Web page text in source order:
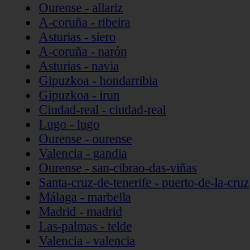
Ourense - allariz
A-coruña - ribeira
Asturias - siero
A-coruña - narón
Asturias - navia
Gipuzkoa - hondarribia
Gipuzkoa - irun
Ciudad-real - ciudad-real
Lugo - lugo
Ourense - ourense
Valencia - gandia
Ourense - san-cibrao-das-viñas
Santa-cruz-de-tenerife - puerto-de-la-cruz
Málaga - marbella
Madrid - madrid
Las-palmas - telde
Valencia - valencia